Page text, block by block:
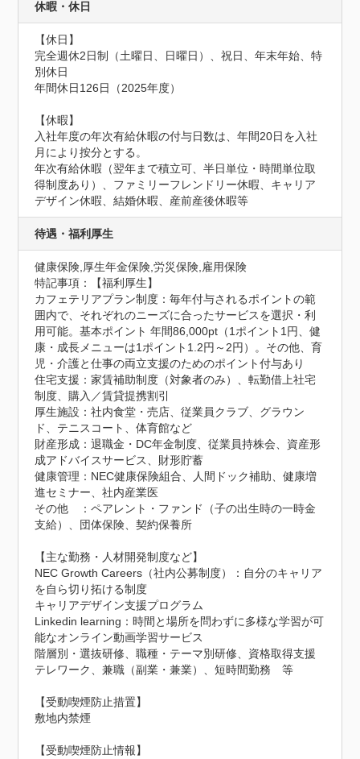
休暇・休日
【休日】
完全週休2日制（土曜日、日曜日）、祝日、年末年始、特
別休日
年間休日126日（2025年度）
【休暇】
入社年度の年次有給休暇の付与日数は、年間20日を入社
月により按分とする。
年次有給休暇（翌年まで積立可、半日単位・時間単位取
得制度あり）、ファミリーフレンドリー休暇、キャリア
デザイン休暇、結婚休暇、産前産後休暇等
待遇・福利厚生
健康保険,厚生年金保険,労災保険,雇用保険
特記事項：【福利厚生】
カフェテリアプラン制度：毎年付与されるポイントの範
囲内で、それぞれのニーズに合ったサービスを選択・利
用可能。基本ポイント 年間86,000pt（1ポイント1円、健
康・成長メニューは1ポイント1.2円～2円）。その他、育
児・介護と仕事の両立支援のためのポイント付与あり
住宅支援：家賃補助制度（対象者のみ）、転勤借上社宅
制度、購入／賃貸提携割引
厚生施設：社内食堂・売店、従業員クラブ、グラウン
ド、テニスコート、体育館など
財産形成：退職金・DC年金制度、従業員持株会、資産形
成アドバイスサービス、財形貯蓄
健康管理：NEC健康保険組合、人間ドック補助、健康増
進セミナー、社内産業医
その他　：ペアレント・ファンド（子の出生時の一時金
支給）、団体保険、契約保養所
【主な勤務・人材開発制度など】
NEC Growth Careers（社内公募制度）：自分のキャリア
を自ら切り拓ける制度
キャリアデザイン支援プログラム
Linkedin learning：時間と場所を問わずに多様な学習が可
能なオンライン動画学習サービス
階層別・選抜研修、職種・テーマ別研修、資格取得支援
テレワーク、兼職（副業・兼業）、短時間勤務　等
【受動喫煙防止措置】
敷地内禁煙
【受動喫煙防止情報】